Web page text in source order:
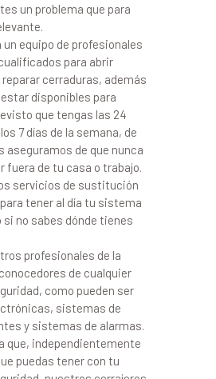
un problema que para
equipo de profesionales
para abrir
cerraduras, además
disponibles para
que tengas las 24
7 días de la semana, de
aseguramos de que nunca
fuera de tu casa o trabajo.
servicios de sustitución
tener al día tu sistema
si no sabes dónde tienes
profesionales de la
de cualquier
como pueden ser
sistemas de
y sistemas de alarmas.
que, independientemente
puedas tener con tu